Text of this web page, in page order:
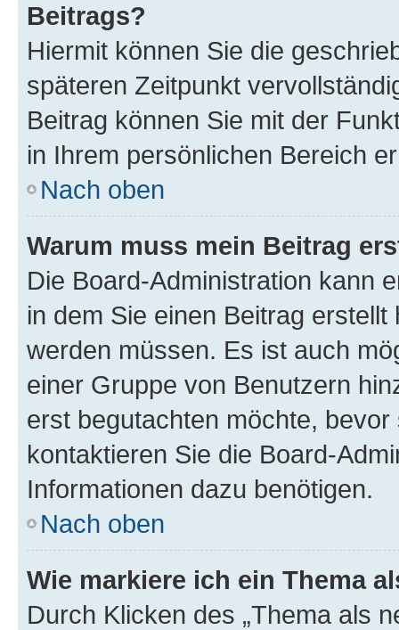
Beitrags?
Hiermit können Sie die
späteren Zeitpunkt
Beitrag können Sie mit der
in Ihrem persönlichen Bereich
Nach oben
Warum muss mein Beitrag
Die Board-Administration kann
in dem Sie einen Beitrag
werden müssen. Es ist auch
einer Gruppe von Benutzern
erst begutachten möchte,
kontaktieren Sie die Board-
Informationen dazu benötigen.
Nach oben
Wie markiere ich ein Thema
Durch Klicken des „Thema als